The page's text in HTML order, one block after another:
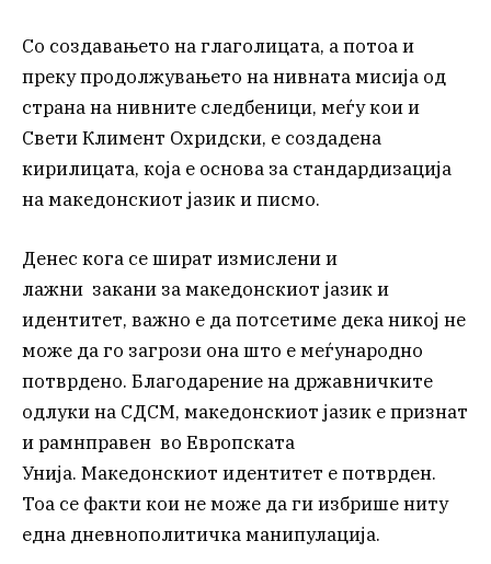
Со создавањето на глаголицата, а потоа и
преку продолжувањето на нивната мисија од
страна на нивните следбеници, меѓу кои и
Свети Климент Охридски, е создадена
кирилицата, која е основа за стандардизација
на македонскиот јазик и писмо.
Денес кога се шират измислени и
лажни закани за македонскиот јазик и
идентитет, важно е да потсетиме дека никој не
може да го загрози она што е меѓународно
потврдено. Благодарение на државничките
одлуки на СДСМ, македонскиот јазик е признат
и рамнправен во Европската
Унија. Македонскиот идентитет е потврден.
Тоа се факти кои не може да ги избрише ниту
една дневнополитичка манипулација.